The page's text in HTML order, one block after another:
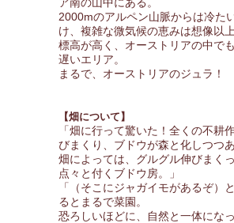
2000mのアルペン山脈からは冷た
け、複雑な微気候の恵みは想像以上
標高が高く、オーストリアの中で
遅いエリア。
まるで、オーストリアのジュラ！
【畑について】
「畑に行って驚いた！全くの不耕
びまくり、ブドウが森と化しつつあ
畑によっては、グルグル伸びまくっ
点々と付くブドウ房。」
「（そこにジャガイモがあるぞ）
るとまるで菜園。
恐ろしいほどに、自然と一体にな